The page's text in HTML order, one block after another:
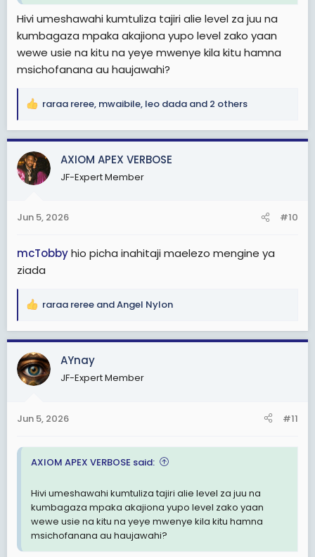
Hivi umeshawahi kumtuliza tajiri alie level za juu na
kumbagaza mpaka akajiona yupo level zako yaan
wewe usie na kitu na yeye mwenye kila kitu hamna
msichofanana au haujawahi?
R
a
c
t
i
s
raraa reree, mwaibile, leo dada and 2 others
AXIOM APEX VERBOSE
JF-Expert Member
Jun 5, 2026 #10
mcTobbyhio picha inahitaji maelezo mengine ya
ziada
R
a
c
t
i
s
raraa reree andAngel Nylon
AYnay
JF-Expert Member
Jun 5, 2026 #11
AXIOM APEX VERBOSE said:
Hivi umeshawahi kumtuliza tajiri alie level za juu na
kumbagaza mpaka akajiona yupo level zako yaan
wewe usie na kitu na yeye mwenye kila kitu hamna
msichofanana au haujawahi?